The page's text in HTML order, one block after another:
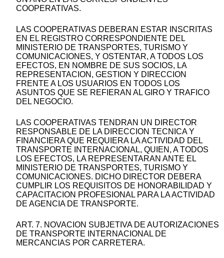
COOPERATIVAS.
LAS COOPERATIVAS DEBERAN ESTAR INSCRITAS
EN EL REGISTRO CORRESPONDIENTE DEL
MINISTERIO DE TRANSPORTES, TURISMO Y
COMUNICACIONES, Y OSTENTAR, A TODOS LOS
EFECTOS, EN NOMBRE DE SUS SOCIOS, LA
REPRESENTACION, GESTION Y DIRECCION
FRENTE A LOS USUARIOS EN TODOS LOS
ASUNTOS QUE SE REFIERAN AL GIRO Y TRAFICO
DEL NEGOCIO.
LAS COOPERATIVAS TENDRAN UN DIRECTOR
RESPONSABLE DE LA DIRECCION TECNICA Y
FINANCIERA QUE REQUIERA LA ACTIVIDAD DEL
TRANSPORTE INTERNACIONAL, QUIEN, A TODOS
LOS EFECTOS, LA REPRESENTARAN ANTE EL
MINISTERIO DE TRANSPORTES, TURISMO Y
COMUNICACIONES. DICHO DIRECTOR DEBERA
CUMPLIR LOS REQUISITOS DE HONORABILIDAD Y
CAPACITACION PROFESIONAL PARA LA ACTIVIDAD
DE AGENCIA DE TRANSPORTE.
ART. 7. NOVACION SUBJETIVA DE AUTORIZACIONES
DE TRANSPORTE INTERNACIONAL DE
MERCANCIAS POR CARRETERA.